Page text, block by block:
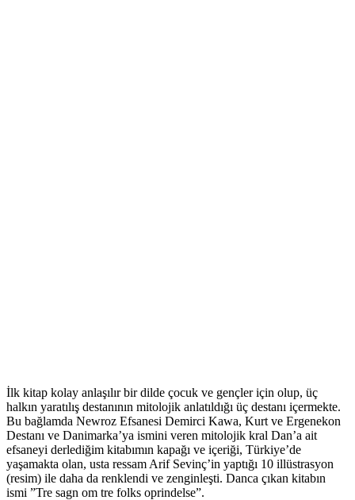
İlk kitap kolay anlaşılır bir dilde çocuk ve gençler için olup, üç
halkın yaratılış destanının mitolojik anlatıldığı üç destanı içermekte.
Bu bağlamda Newroz Efsanesi Demirci Kawa, Kurt ve Ergenekon
Destanı ve Danimarka’ya ismini veren mitolojik kral Dan’a ait
efsaneyi derlediğim kitabımın kapağı ve içeriği, Türkiye’de
yaşamakta olan, usta ressam Arif Sevinç’in yaptığı 10 illüstrasyon
(resim) ile daha da renklendi ve zenginleşti. Danca çıkan kitabın
ismi ”Tre sagn om tre folks oprindelse”.